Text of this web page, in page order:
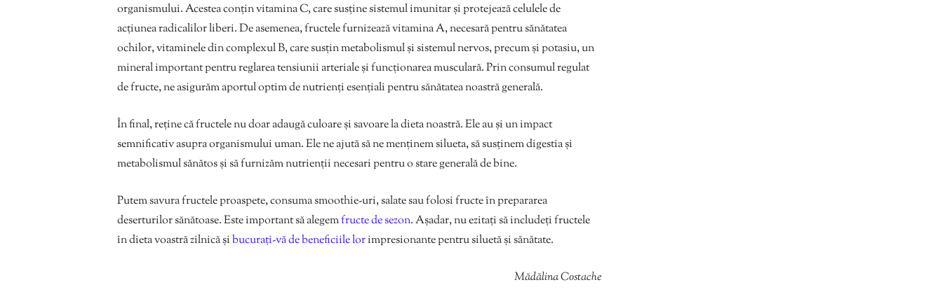
organismului. Acestea conțin vitamina C, care susține sistemul imunitar și protejează celulele de
acțiunea radicalilor liberi. De asemenea, fructele furnizează vitamina A, necesară pentru sănătatea
ochilor, vitaminele din complexul B, care susțin metabolismul și sistemul nervos, precum și potasiu, un
mineral important pentru reglarea tensiunii arteriale și funcționarea musculară. Prin consumul regulat
de fructe, ne asigurăm aportul optim de nutrienți esențiali pentru sănătatea noastră generală.
În final, reține că fructele nu doar adaugă culoare și savoare la dieta noastră. Ele au și un impact
semnificativ asupra organismului uman. Ele ne ajută să ne menținem silueta, să susținem digestia și
metabolismul sănătos și să furnizăm nutrienții necesari pentru o stare generală de bine.
Putem savura fructele proaspete, consuma smoothie-uri, salate sau folosi fructe în prepararea
deserturilor sănătoase. Este important să alegemfructe de sezon. Așadar, nu ezitați să includeți fructele
în dieta voastră zilnică șibucurați-vă de beneficiile lorimpresionante pentru siluetă și sănătate.
Mădălina Costache